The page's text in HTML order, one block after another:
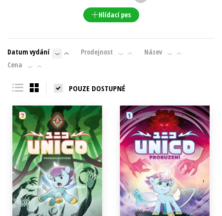
Hlídací pes
Datum vydání Prodejnost
Název
Cena
POUZE DOSTUPNÉ